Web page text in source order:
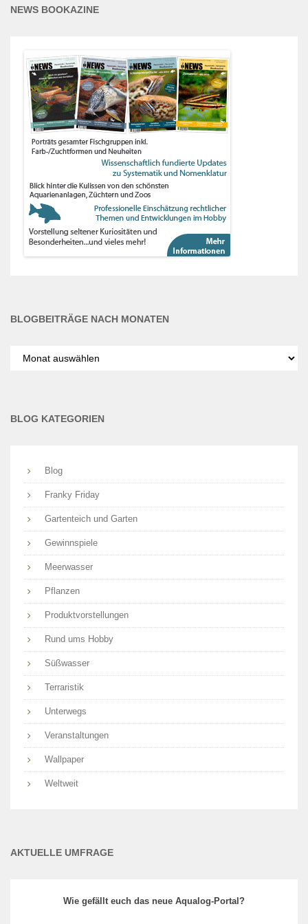
NEWS BOOKAZINE
BLOGBEITRÄGE NACH MONATEN
nach
BLOG KATEGORIEN
Blog
Franky Friday
Gartenteich und Garten
Gewinnspiele
Meerwasser
Pflanzen
Produktvorstellungen
Rund ums Hobby
Süßwasser
Terraristik
Unterwegs
Veranstaltungen
Wallpaper
Weltweit
AKTUELLE UMFRAGE
Wie gefällt euch das neue Aqualog-Portal?